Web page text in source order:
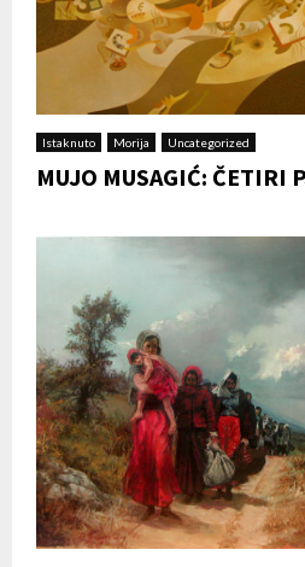
Istaknuto Morija Uncategorized
MUJO MUSAGIĆ: ČETIRI